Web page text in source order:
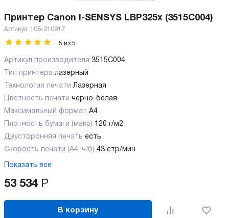
Принтер Canon i-SENSYS LBP325x (3515C004)
Артикул: 108-210917
5 из 5
Артикул производителя 3515C004
Тип принтера лазерный
Технология печати Лазерная
Цветность печати черно-белая
Максимальный формат А4
Плотность бумаги (макс) 120 г/м2
Двусторонняя печать есть
Скорость печати (А4, ч/б) 43 стр/мин
Показать все
53 534 Р
В корзину